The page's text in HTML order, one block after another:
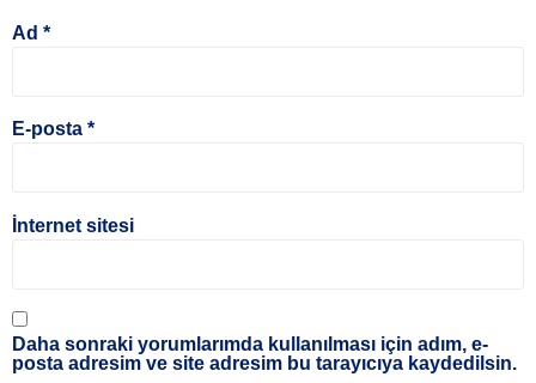
Ad *
E-posta *
İnternet sitesi
Daha sonraki yorumlarımda kullanılması için adım, e-
posta adresim ve site adresim bu tarayıcıya kaydedilsin.